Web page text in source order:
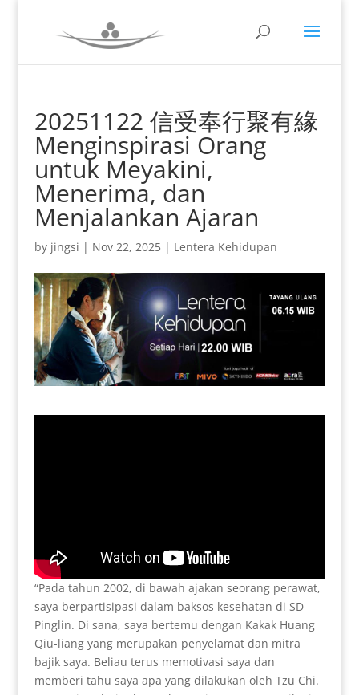
20251122 信受奉行聚有緣
Menginspirasi Orang
untuk Meyakini,
Menerima, dan
Menjalankan Ajaran
by jingsi | Nov 22, 2025| Lentera Kehidupan
“Pada tahun 2002, di bawah ajakan seorang perawat,
saya berpartisipasi dalam baksos kesehatan di SD
Pinglin. Di sana, saya bertemu dengan Kakak Huang
Qiu-liang yang merupakan penyelamat dan mitra
bajik saya. Beliau terus memotivasi saya dan
memberi tahu saya apa yang dilakukan oleh Tzu Chi.